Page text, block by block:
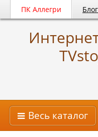
ПК Аллегри
Весь каталог